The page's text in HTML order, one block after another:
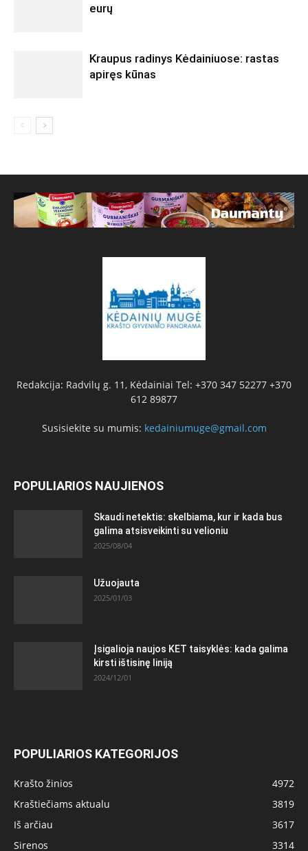
eurų
Kraupus radinys Kėdainiuose: rastas
apiręs kūnas
Redakcija: Radvilų g. 11, Kėdainiai Tel: +370 347 52277 +370
612 89877
Susisiekite su mumis: kedainiumuge@gmail.com
POPULIARIOS NAUJIENOS
Skaudi netektis: skelbiama, kur ir kada bus
galima atsisveikinti su velioniu
2025/08/04
Užuojauta
2025/01/03
Įsigalioja naujos KET taisyklės: kada galima
kirsti ištisinę liniją
2024/12/01
POPULIARIOS KATEGORIJOS
Krašto žinios
4972
Kraštiečiams aktualu
3819
Iš arčiau
3617
Sirenos
3314